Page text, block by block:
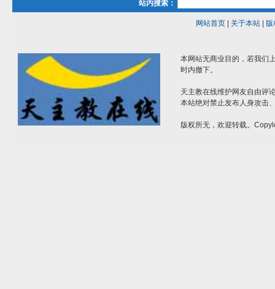
站内搜索：
网站首页| 关于本站| 版
本网站无商业目的，若我们
时内撤下。
天主教在线维护网友自由评
本站绝对禁止发布人身攻击
版权所无，欢迎转载。